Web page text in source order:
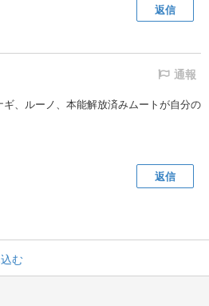
返信
通報
、ルーノ、本能解放済みムートが自分の
返信
む